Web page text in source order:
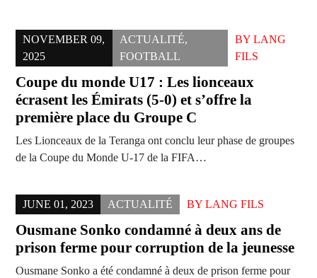
NOVEMBER 09,
2025
ACTUALITÉ,
FOOTBALL
BYLANG
FILS
Coupe du monde U17 : Les lionceaux
écrasent les Émirats (5-0) et s’offre la
première place du Groupe C
Les Lionceaux de la Teranga ont conclu leur phase de groupes
de la Coupe du Monde U-17 de la FIFA…
JUNE 01, 2023 ACTUALITÉ BY LANG FILS
Ousmane Sonko condamné à deux ans de
prison ferme pour corruption de la jeunesse
Ousmane Sonko a été condamné à deux de prison ferme pour